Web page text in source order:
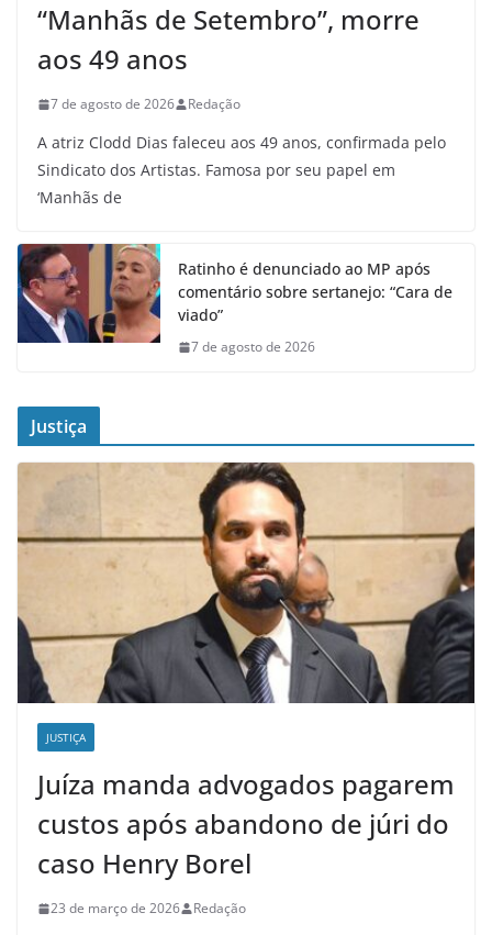
“Manhãs de Setembro”, morre
aos 49 anos
7 de agosto de 2026 Redação
A atriz Clodd Dias faleceu aos 49 anos, confirmada pelo
Sindicato dos Artistas. Famosa por seu papel em
‘Manhãs de
Ratinho é denunciado ao MP após
comentário sobre sertanejo: “Cara de
viado”
7 de agosto de 2026
Justiça
JUSTIÇA
Juíza manda advogados pagarem
custos após abandono de júri do
caso Henry Borel
23 de março de 2026 Redação